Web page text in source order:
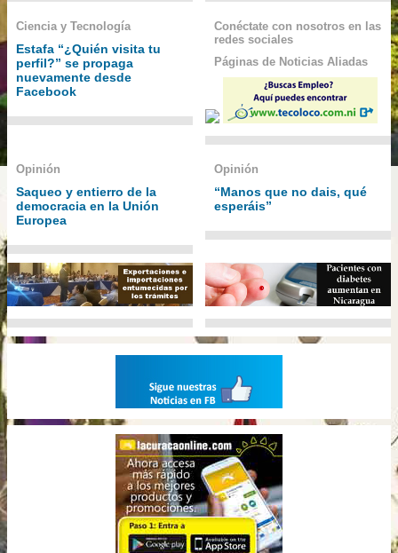
Ciencia y Tecnología
Estafa “¿Quién visita tu
perfil?” se propaga
nuevamente desde
Facebook
Conéctate con nosotros en las
redes sociales
Páginas de Noticias Aliadas
Opinión
Saqueo y entierro de la
democracia en la Unión
Europea
Opinión
“Manos que no dais, qué
esperáis”